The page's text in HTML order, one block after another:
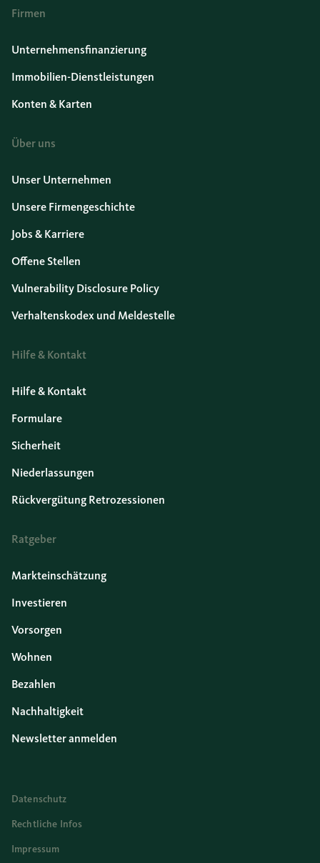
Firmen
Unternehmensfinanzierung
Immobilien-Dienstleistungen
Konten & Karten
Über uns
Unser Unternehmen
Unsere Firmengeschichte
Jobs & Karriere
Offene Stellen
Vulnerability Disclosure Policy
Verhaltenskodex und Meldestelle
Hilfe & Kontakt
Hilfe & Kontakt
Formulare
Sicherheit
Niederlassungen
Rückvergütung Retrozessionen
Ratgeber
Markteinschätzung
Investieren
Vorsorgen
Wohnen
Bezahlen
Nachhaltigkeit
Newsletter anmelden
Datenschutz
Rechtliche Infos
Impressum